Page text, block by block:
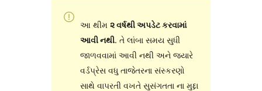
આ થીમ ૨ વર્ષથી અપડેટ કરવામાં
આવી નથી. તે લાંબા સમય સુધી
જાળવવામાં આવી નથી અને જ્યારે
વર્ડપ્રેસ વધુ તાજેતરના સંસ્કરણો
સાથે વાપરતી વખતે સુસંગતતા ના મુદ્દા